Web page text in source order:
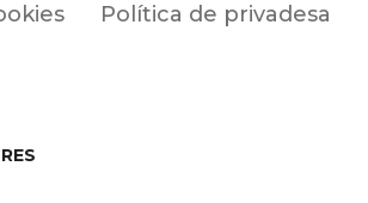
Política de privadesa